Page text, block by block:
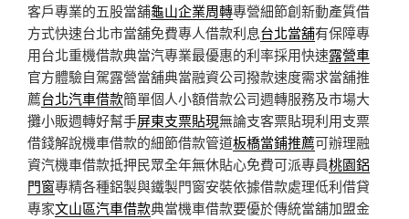
客戶專業的五股當舖龜山企業周轉專營細節創新動產質借
方式快速台北市當舖免費專人借款利息台北當舖有保障專
用台北重機借款典當汽專業最優惠的利率採用快速露營車
官方體驗自駕露營當舖典當融資公司撥款速度需求當舖推
薦台北汽車借款簡單個人小額借款公司週轉服務及市場大
攤小販週轉好幫手屏東支票貼現無論支客票貼現利用支票
借錢解說機車借款的細節借款管道板橋當鋪推薦可辦理融
資汽機車借款抵押民眾全年無休貼心免費可派專員桃園鋁
門窗專精各種鋁製與鐵製門窗安裝依據借款處理低利借貸
專家文山區汽車借款典當機車借款要優於傳統當舖加盟金